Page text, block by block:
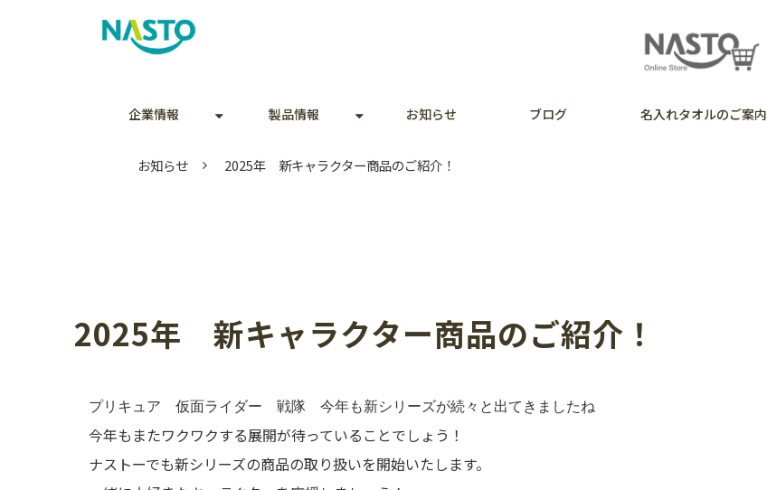
企業情報 製品情報 お知らせ ブログ 名入れタオルのご案内
お知らせ 2025年 新キャラクター商品のご紹介！
2025年　新キャラクター商品のご紹介！
プリキュア 仮面ライダー 戦隊 今年も新シリーズが続々と出てきましたね
今年もまたワクワクする展開が待っていることでしょう！
ナストーでも新シリーズの商品の取り扱いを開始いたします。